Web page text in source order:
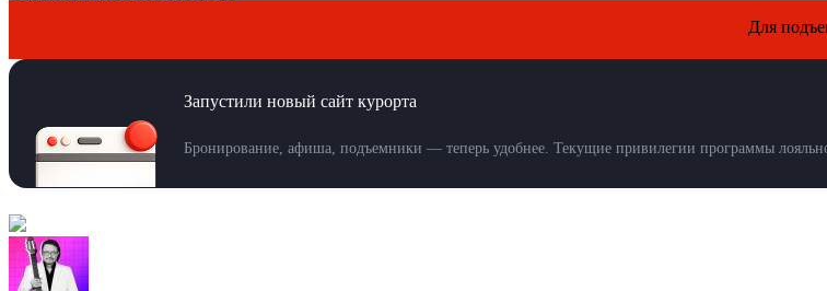
Для подъема
Запустили новый сайт курорта
Бронирование, афиша, подъемники — теперь удобнее. Текущие привилегии программы